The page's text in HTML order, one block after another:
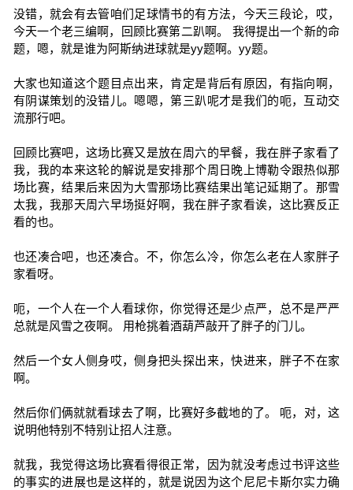
没错，就会有去管咱们足球情书的有方法，今天三段论，哎，
今天一个老三编啊，回顾比赛第二趴啊。 我得提出一个新的命
题，嗯，就是谁为阿斯纳进球就是yy题啊。yy题。
大家也知道这个题目点出来，肯定是背后有原因，有指向啊，
有阴谋策划的没错儿。嗯嗯，第三趴呢才是我们的呃，互动交
流那行吧。
回顾比赛吧，这场比赛又是放在周六的早餐，我在胖子家看了
我，我的本来这轮的解说是安排那个周日晚上博勒令跟热似那
场比赛，结果后来因为大雪那场比赛结果出笔记延期了。那雪
太我，我那天周六早场挺好啊，我在胖子家看诶，这比赛反正
看的也。
也还凑合吧，也还凑合。不，你怎么冷，你怎么老在人家胖子
家看呀。
呃，一个人在一个人看球你，你觉得还是少点严，总不是严严
总就是风雪之夜啊。 用枪挑着酒葫芦敲开了胖子的门儿。
然后一个女人侧身哎，侧身把头探出来，快进来，胖子不在家
啊。
然后你们俩就就看球去了啊，比赛好多截地的了。 呃，对，这
说明他特别不特别让招人注意。
就我，我觉得这场比赛看得很正常，因为就没考虑过书评这些
的事实的进展也是这样的，就是说因为这个尼尼卡斯尔实力确